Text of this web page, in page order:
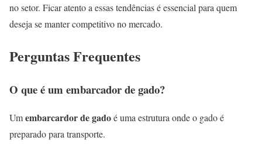
no setor. Ficar atento a essas tendências é essencial para quem
deseja se manter competitivo no mercado.
Perguntas Frequentes
O que é um embarcador de gado?
Umembarcardor de gadoé uma estrutura onde o gado é
preparado para transporte.